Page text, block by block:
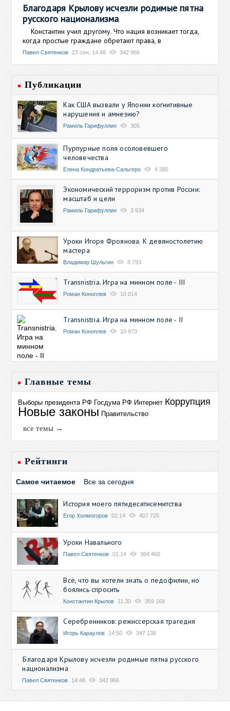
Благодаря Крылову исчезли родимые пятна
русского национализма
Константин учил другому. Что нация возникает тогда,
когда простые граждане обретают права, в
Павел Святенков 23 сен, 14:48 342 966
Публикации
Как США вызвали у Японии когнитивные
нарушения и амнезию?
Рамиль Гарифуллин 305
Пурпурные поля осоловевшего
человечества
Елена Кондратьева-Сальгеро 4 385
Экономический терроризм против России:
масштаб и цели
Рамиль Гарифуллин 3 934
Уроки Игоря Фроянова. К девяностолетию
мастера
Владимир Шульгин 8 793
Transnistria. Игра на минном поле - III
Роман Коноплев 10 014
Transnistria. Игра на минном поле - II
Роман Коноплев 10 973
Главные темы
Выборы президента РФ Госдума РФ Интернет Коррупция
Новые законы Правительство
все темы →
Рейтинги
Самое читаемое Все за сегодня
История моего пятидесятисемитства
Егор Холмогоров 02:14 407 725
Уроки Навального
Павел Святенков 01:14 364 460
Всё, что вы хотели знать о педофилии, но
боялись спросить
Константин Крылов 11:30 359 169
Серебренников: режиссерская трагедия
Игорь Караулов 14:50 347 138
Благодаря Крылову исчезли родимые пятна русского
национализма
Павел Святенков 14:48 342 966